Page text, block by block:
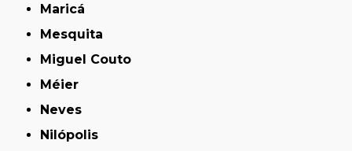
Maricá
Mesquita
Miguel Couto
Méier
Neves
Nilópolis